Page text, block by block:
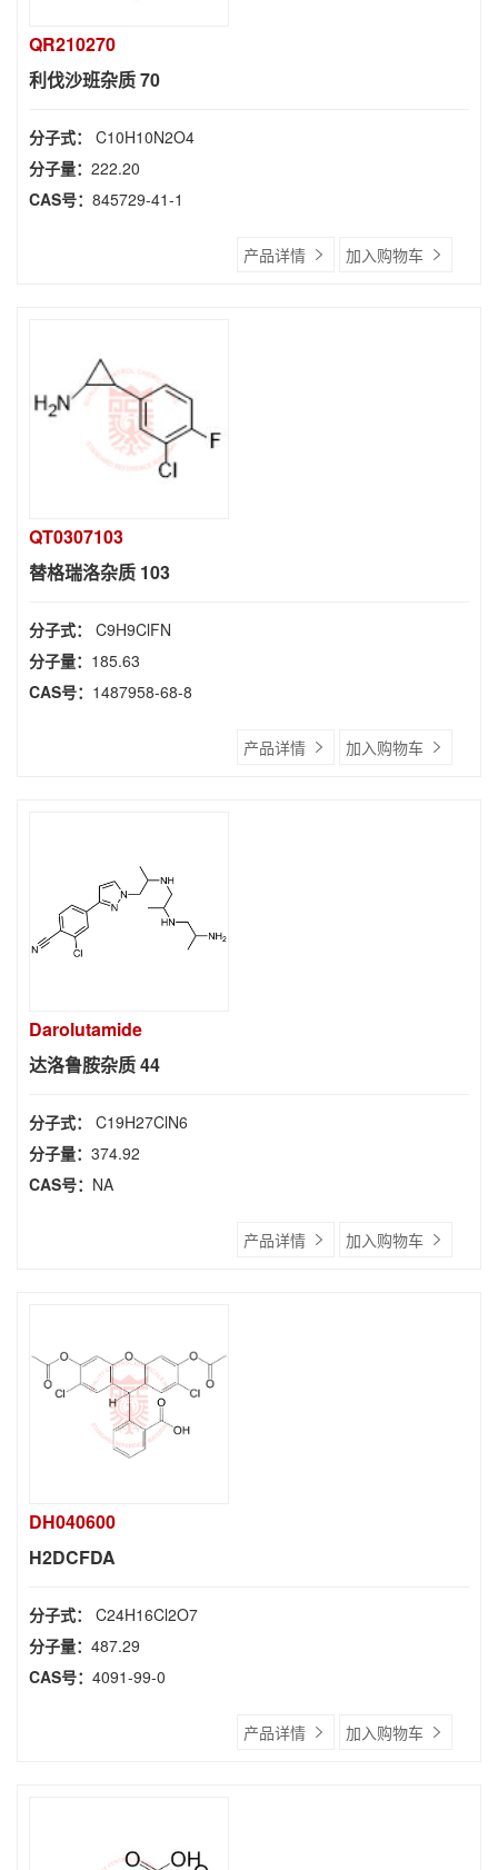
QR210270
利伐沙班杂质 70
分子式： C10H10N2O4
分子量： 222.20
CAS号： 845729-41-1
产品详情 加入购物车
QT0307103
替格瑞洛杂质 103
分子式： C9H9ClFN
分子量： 185.63
CAS号： 1487958-68-8
产品详情 加入购物车
Darolutamide
达洛鲁胺杂质 44
分子式： C19H27ClN6
分子量： 374.92
CAS号： NA
产品详情 加入购物车
DH040600
H2DCFDA
分子式： C24H16Cl2O7
分子量： 487.29
CAS号： 4091-99-0
产品详情 加入购物车